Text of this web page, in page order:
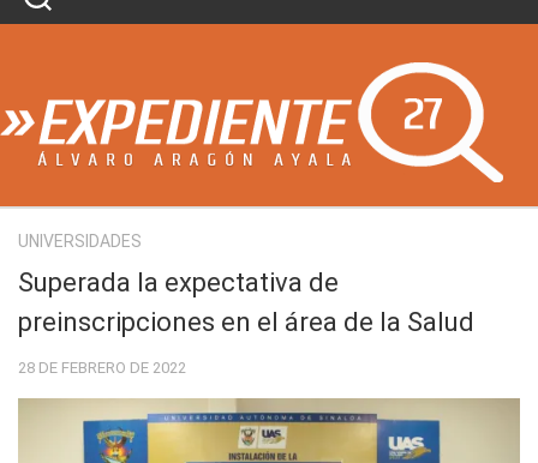
Skip
UNIVERSIDADES
Superada la expectativa de
preinscripciones en el área de la Salud
28 DE FEBRERO DE 2022